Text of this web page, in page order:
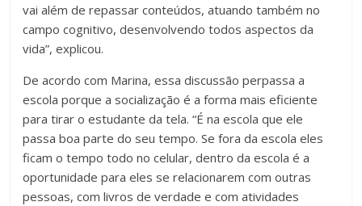
vai além de repassar conteúdos, atuando também no
campo cognitivo, desenvolvendo todos aspectos da
vida”, explicou.
De acordo com Marina, essa discussão perpassa a
escola porque a socialização é a forma mais eficiente
para tirar o estudante da tela. “É na escola que ele
passa boa parte do seu tempo. Se fora da escola eles
ficam o tempo todo no celular, dentro da escola é a
oportunidade para eles se relacionarem com outras
pessoas, com livros de verdade e com atividades